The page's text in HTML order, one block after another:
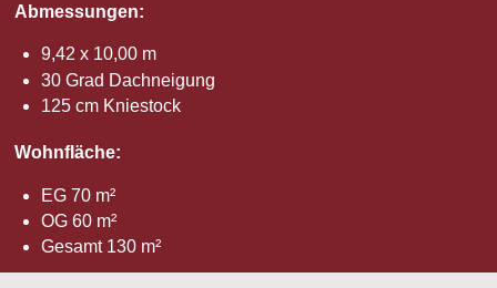
Abmessungen:
9,42 x 10,00 m
30 Grad Dachneigung
125 cm Kniestock
Wohnfläche:
EG 70 m²
OG 60 m²
Gesamt 130 m²